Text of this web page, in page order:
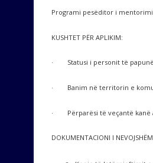
Programi pesëditor i
KUSHTET PËR APLIKIM:
· Statusi i personit të
· Banim në territorin e
· Përparësi të veçantë kanë
DOKUMENTACIONI I